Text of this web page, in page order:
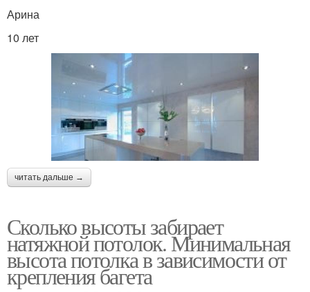
Арина
10 лет
читать дальше →
Сколько высоты забирает
натяжной потолок. Минимальная
высота потолка в зависимости от
крепления багета